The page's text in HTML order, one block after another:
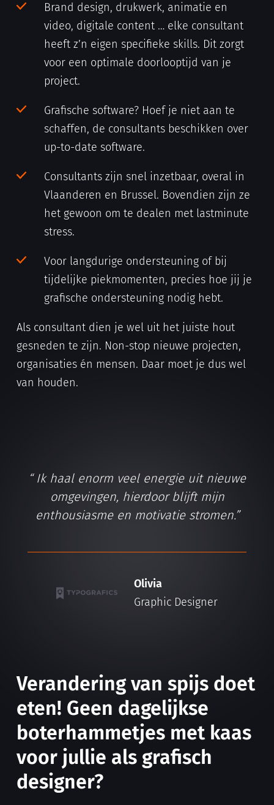
Brand design, drukwerk, animatie en
video, digitale content … elke consultant
heeft z’n eigen specifieke skills. Dit zorgt
voor een optimale doorlooptijd van je
project.
Grafische software? Hoef je niet aan te
schaffen, de consultants beschikken over
up-to-date software.
Consultants zijn snel inzetbaar, overal in
Vlaanderen en Brussel. Bovendien zijn ze
het gewoon om te dealen met lastminute
stress.
Voor langdurige ondersteuning of bij
tijdelijke piekmomenten, precies hoe jij je
grafische ondersteuning nodig hebt.
Als consultant dien je wel uit het juiste hout
gesneden te zijn. Non-stop nieuwe projecten,
organisaties én mensen. Daar moet je dus wel
van houden.
Ik haal enorm veel energie uit nieuwe
omgevingen, hierdoor blijft mijn
enthousiasme en motivatie stromen.
Olivia
Graphic Designer
Verandering van spijs doet
eten! Geen dagelijkse
boterhammetjes met kaas
voor jullie als grafisch
designer?